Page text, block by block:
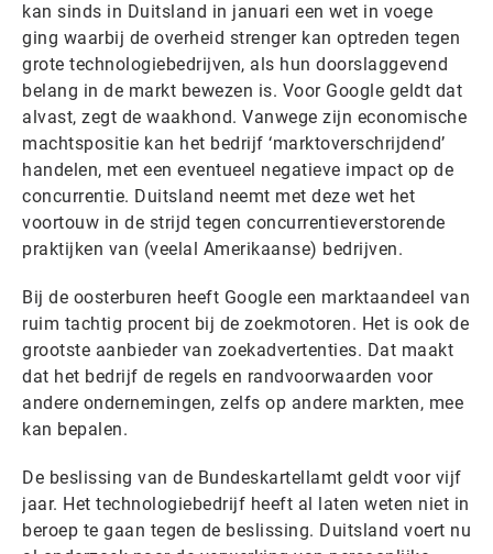
kan sinds in Duitsland in januari een wet in voege
ging waarbij de overheid strenger kan optreden tegen
grote technologiebedrijven, als hun doorslaggevend
belang in de markt bewezen is. Voor Google geldt dat
alvast, zegt de waakhond. Vanwege zijn economische
machtspositie kan het bedrijf ‘marktoverschrijdend’
handelen, met een eventueel negatieve impact op de
concurrentie. Duitsland neemt met deze wet het
voortouw in de strijd tegen concurrentieverstorende
praktijken van (veelal Amerikaanse) bedrijven.
Bij de oosterburen heeft Google een marktaandeel van
ruim tachtig procent bij de zoekmotoren. Het is ook de
grootste aanbieder van zoekadvertenties. Dat maakt
dat het bedrijf de regels en randvoorwaarden voor
andere ondernemingen, zelfs op andere markten, mee
kan bepalen.
De beslissing van de Bundeskartellamt geldt voor vijf
jaar. Het technologiebedrijf heeft al laten weten niet in
beroep te gaan tegen de beslissing. Duitsland voert nu